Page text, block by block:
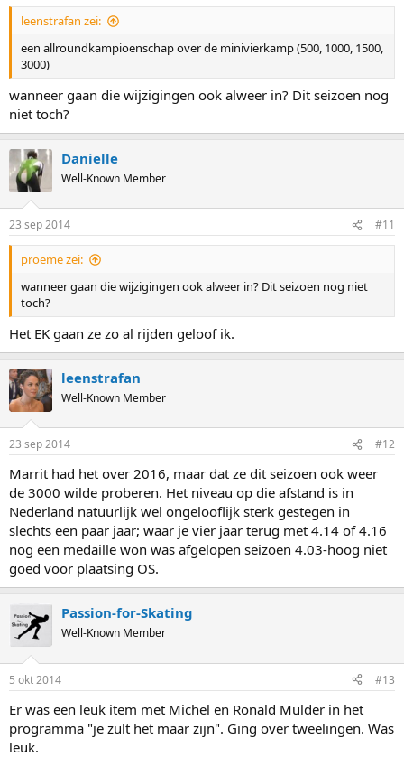
leenstrafan zei:
een allroundkampioenschap over de minivierkamp (500, 1000, 1500,
3000)
wanneer gaan die wijzigingen ook alweer in? Dit seizoen nog
niet toch?
Danielle
Well-Known Member
23 sep 2014 #11
proeme zei:
wanneer gaan die wijzigingen ook alweer in? Dit seizoen nog niet
toch?
Het EK gaan ze zo al rijden geloof ik.
leenstrafan
Well-Known Member
23 sep 2014 #12
Marrit had het over 2016, maar dat ze dit seizoen ook weer
de 3000 wilde proberen. Het niveau op die afstand is in
Nederland natuurlijk wel ongelooflijk sterk gestegen in
slechts een paar jaar; waar je vier jaar terug met 4.14 of 4.16
nog een medaille won was afgelopen seizoen 4.03-hoog niet
goed voor plaatsing OS.
Passion-for-Skating
Well-Known Member
5 okt 2014 #13
Er was een leuk item met Michel en Ronald Mulder in het
programma "je zult het maar zijn". Ging over tweelingen. Was
leuk.